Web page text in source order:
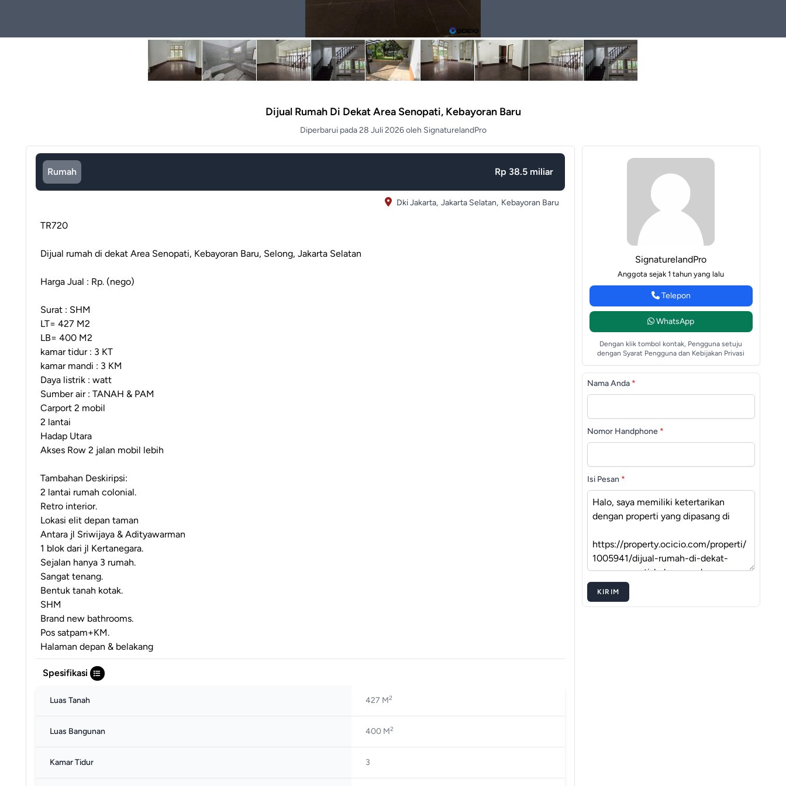
Dijual Rumah Di Dekat Area Senopati, Kebayoran Baru
Diperbarui pada 28 Juli 2026 oleh SignaturelandPro
Rumah Rp 38.5 miliar
Dki Jakarta, Jakarta Selatan, Kebayoran Baru
TR720
Dijual rumah di dekat Area Senopati, Kebayoran Baru, Selong, Jakarta Selatan
Harga Jual : Rp. (nego)
Surat : SHM
LT= 427 M2
LB= 400 M2
kamar tidur : 3 KT
kamar mandi : 3 KM
Daya listrik : watt
Sumber air : TANAH & PAM
Carport 2 mobil
2 lantai
Hadap Utara
Akses Row 2 jalan mobil lebih
Tambahan Deskiripsi:
2 lantai rumah colonial.
Retro interior.
Lokasi elit depan taman
Antara jl Sriwijaya & Adityawarman
1 blok dari jl Kertanegara.
Sejalan hanya 3 rumah.
Sangat tenang.
Bentuk tanah kotak.
SHM
Brand new bathrooms.
Pos satpam+KM.
Halaman depan & belakang
Spesifikasi
Luas Tanah 427 M2
Luas Bangunan 400 M2
Kamar Tidur 3
SignaturelandPro
Anggota sejak 1 tahun yang lalu
Telepon
WhatsApp
Dengan klik tombol kontak, Pengguna setuju
dengan Syarat Pengguna dan Kebijakan Privasi
Nama Anda *
Nomor Handphone *
Isi Pesan *
KIRIM